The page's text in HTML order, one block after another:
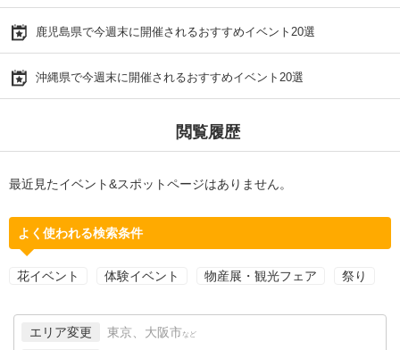
鹿児島県で今週末に開催されるおすすめイベント20選
沖縄県で今週末に開催されるおすすめイベント20選
閲覧履歴
最近見たイベント&スポットページはありません。
よく使われる検索条件
花イベント 体験イベント 物産展・観光フェア 祭り
エリア変更 東京、大阪市 など